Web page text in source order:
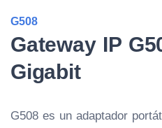
G508
Gateway IP
Gigabit
G508 es un adaptador